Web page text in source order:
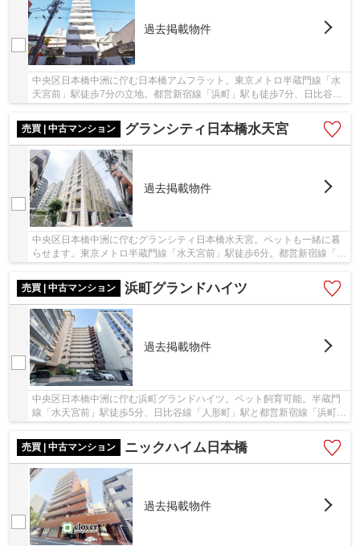
過去掲載物件
中央区日本橋中洲に佇む日本橋アムフラット。東京メトロ半蔵門線「水
天宮前」駅徒歩7分の立地。都営新宿線「浜町」駅も徒歩7分、日比谷線
売買 | 中古マンション
グランシティ日本橋水天宮
過去掲載物件
中央区日本橋中洲に佇むグランシティ日本橋水天宮。ペットも一緒に暮
らせます。東京メトロ半蔵門線「水天宮前」駅徒歩6分。都営新宿線「浜
売買 | 中古マンション
浜町グランドハイツ
過去掲載物件
中央区日本橋中洲に佇む浜町グランドハイツ。ペット飼育可能。半蔵門
線「水天宮前」駅徒歩5分、日比谷線「人形町」駅と都営新宿線「浜町」
売買 | 中古マンション
ニックハイム日本橋
過去掲載物件